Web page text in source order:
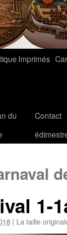
Imprimés
du
Contact
1-
| La taille